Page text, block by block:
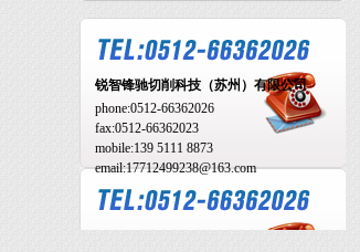
锐智锋驰切削科技（苏州）有限公司
phone:0512-66362026
fax:0512-66362023
mobile:139 5111 8873
email:17712499238@163.com